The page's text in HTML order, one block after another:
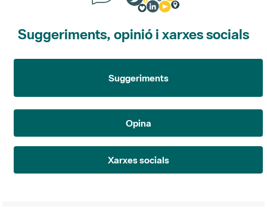
Suggeriments, opinió i xarxes socials
Suggeriments
Opina
Xarxes socials